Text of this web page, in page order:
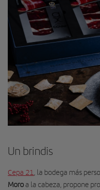
Un brindis
Cepa 21, la bodega más
Moroa la cabeza, propone